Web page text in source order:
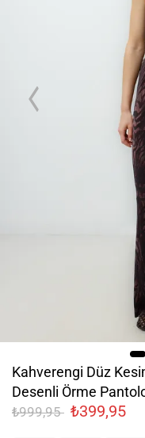
Kahverengi Düz
Desenli Örme
₺999,95 ₺399,95